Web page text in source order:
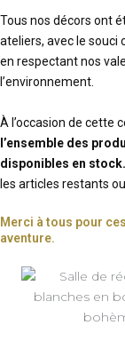
Tous nos décors ont
ateliers, avec le souci
en respectant nos
l’environnement.
À l’occasion de cette
l’ensemble des
disponibles en stock.
les articles restants
Merci à tous pour
aventure.